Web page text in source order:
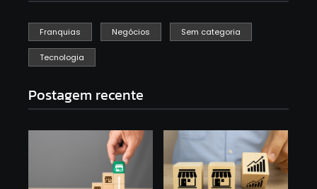
Franquias Negócios Sem categoria
Tecnologia
Postagem recente